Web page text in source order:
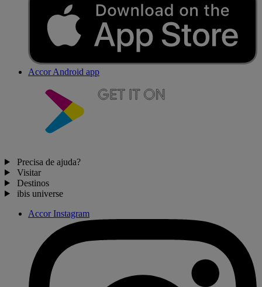
Accor Android app
Precisa de ajuda?
Visitar
Destinos
ibis universe
Accor Instagram